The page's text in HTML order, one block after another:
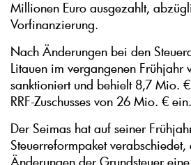
Millionen Euro ausgezahlt,
Vorfinanzierung.
Nach Änderungen bei den
Litauen im vergangenen Frühjahr
sanktioniert und behielt 8,7 Mio.
RRF-Zuschusses von 26 Mio. € ein.
Der Seimas hat auf seiner
Steuerreformpaket verabschiedet,